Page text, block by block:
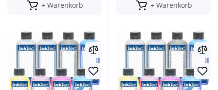
+ Warenkorb + Warenkorb